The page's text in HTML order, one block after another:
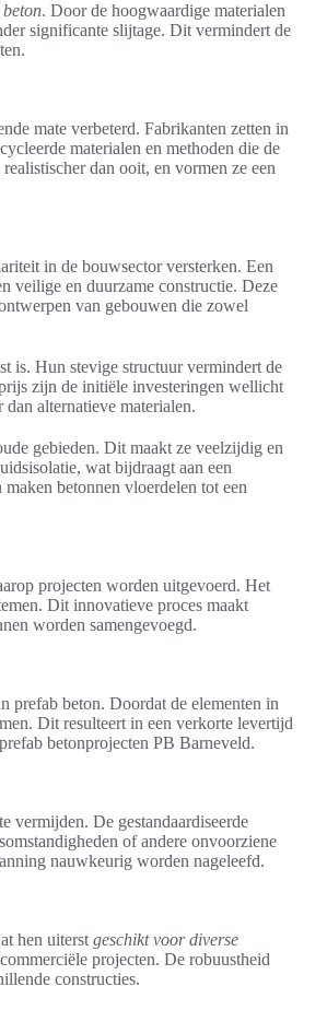
. Door de hoogwaardige materialen
significante slijtage. Dit vermindert de
mate verbeterd. Fabrikanten zetten in
materialen en methoden die de
realistischer dan ooit, en vormen ze een
in de bouwsector versterken. Een
veilige en duurzame constructie. Deze
van gebouwen die zowel
is. Hun stevige structuur vermindert de
zijn de initiële investeringen wellicht
alternatieve materialen.
gebieden. Dit maakt ze veelzijdig en
wat bijdraagt aan een
betonnen vloerdelen tot een
projecten worden uitgevoerd. Het
Dit innovatieve proces maakt
worden samengevoegd.
prefab beton. Doordat de elementen in
Dit resulteert in een verkorte levertijd
betonprojecten PB Barneveld.
vermijden. De gestandaardiseerde
of andere onvoorziene
nauwkeurig worden nageleefd.
hen uiterst geschikt voor diverse
projecten. De robuustheid
constructies.